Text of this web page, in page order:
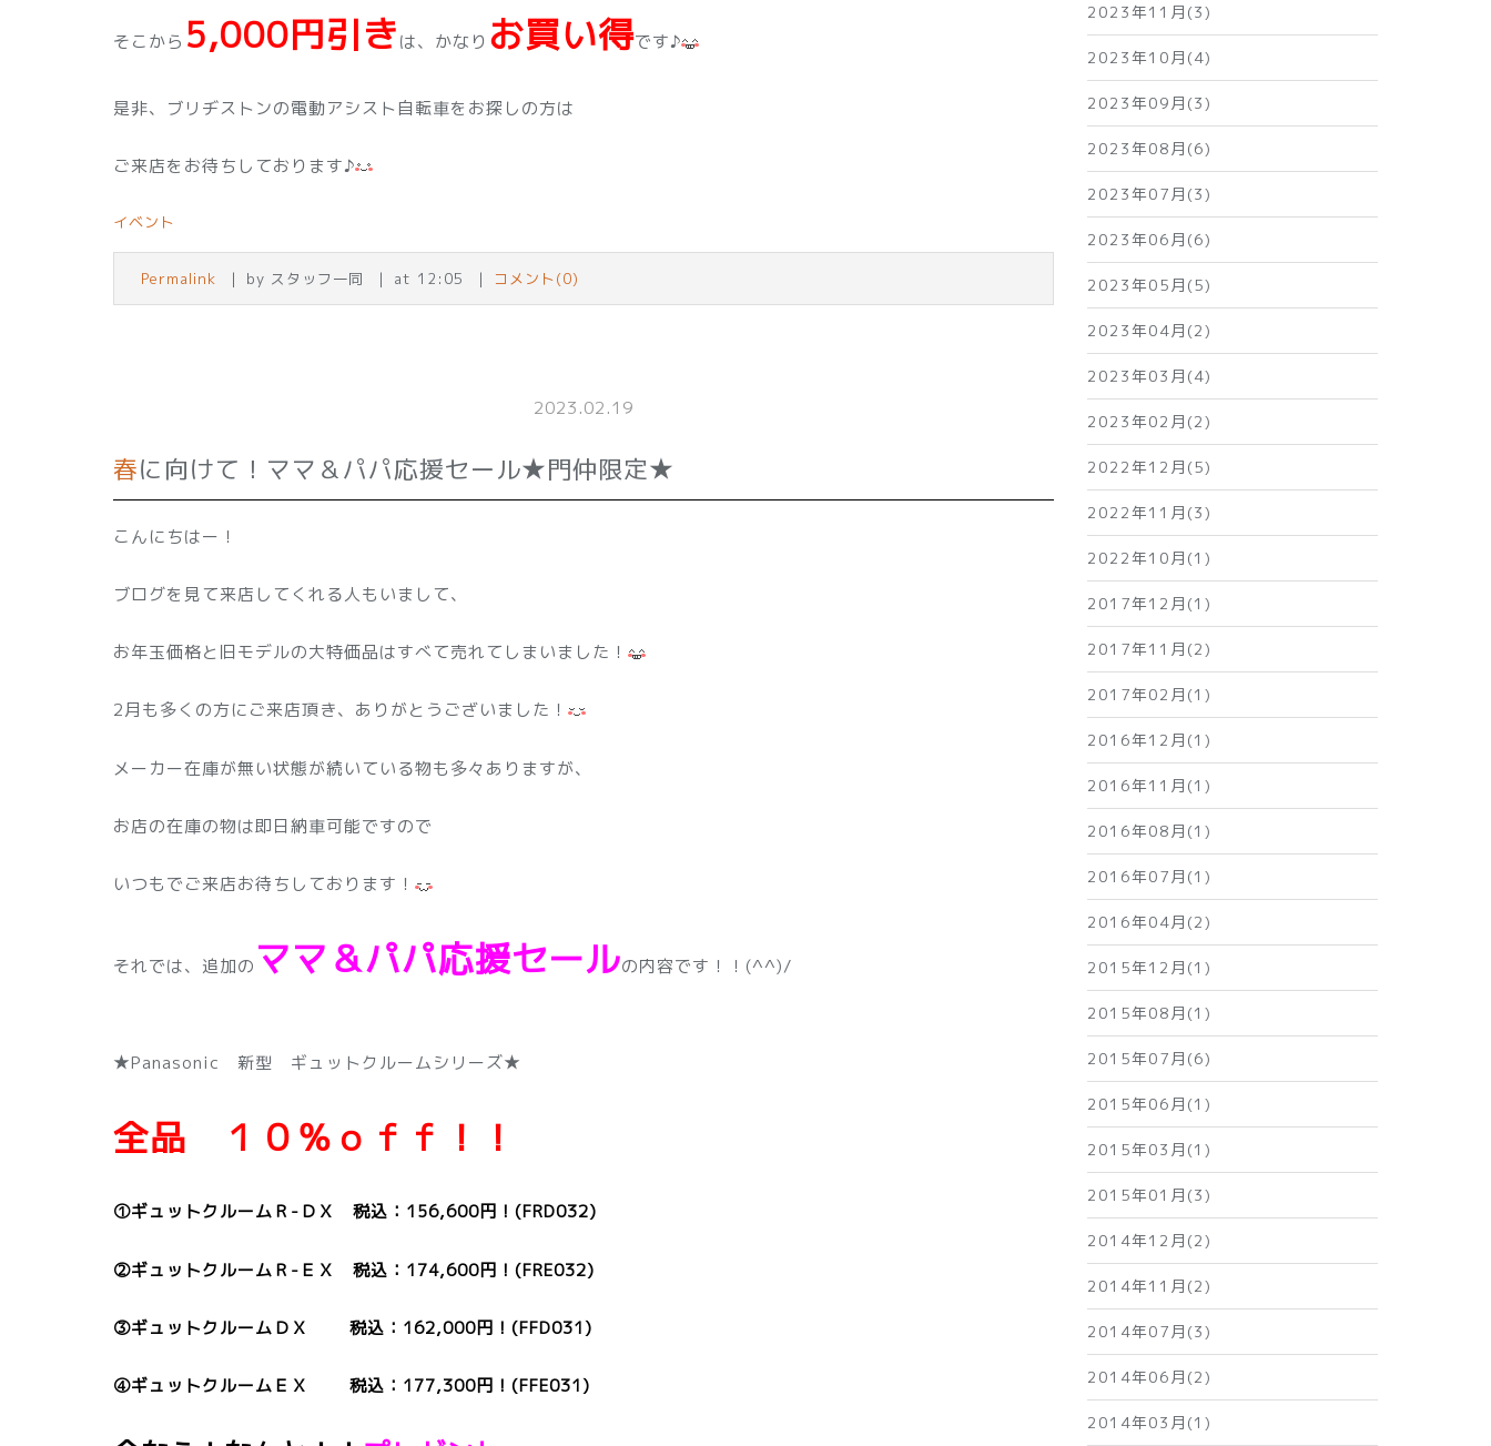
そこから 5,000円引きは、かなり お買い得です♪
是非、ブリヂストンの電動アシスト自転車をお探しの方は
ご来店をお待ちしております♪
イベント
Permalink by スタッフ一同 at 12:05 コメント(0)
2023.02.19
春に向けて！ママ＆パパ応援セール★門仲限定★
こんにちはー！
ブログを見て来店してくれる人もいまして、
お年玉価格と旧モデルの大特価品はすべて売れてしまいました！
2月も多くの方にご来店頂き、ありがとうございました！
メーカー在庫が無い状態が続いている物も多々ありますが、
お店の在庫の物は即日納車可能ですので
いつもでご来店お待ちしております！
それでは、追加の ママ＆パパ応援セールの内容です！！(^^)/
★Panasonic 新型 ギュットクルームシリーズ★
全品 １０％ｏｆｆ！！
①ギュットクルームＲ-ＤＸ 税込：156,600円！(FRD032)
②ギュットクルームＲ-ＥＸ 税込：174,600円！(FRE032)
③ギュットクルームＤＸ 税込：162,000円！(FFD031)
④ギュットクルームＥＸ 税込：177,300円！(FFE031)
2023年11月(3)
2023年10月(4)
2023年09月(3)
2023年08月(6)
2023年07月(3)
2023年06月(6)
2023年05月(5)
2023年04月(2)
2023年03月(4)
2023年02月(2)
2022年12月(5)
2022年11月(3)
2022年10月(1)
2017年12月(1)
2017年11月(2)
2017年02月(1)
2016年12月(1)
2016年11月(1)
2016年08月(1)
2016年07月(1)
2016年04月(2)
2015年12月(1)
2015年08月(1)
2015年07月(6)
2015年06月(1)
2015年03月(1)
2015年01月(3)
2014年12月(2)
2014年11月(2)
2014年07月(3)
2014年06月(2)
2014年03月(1)